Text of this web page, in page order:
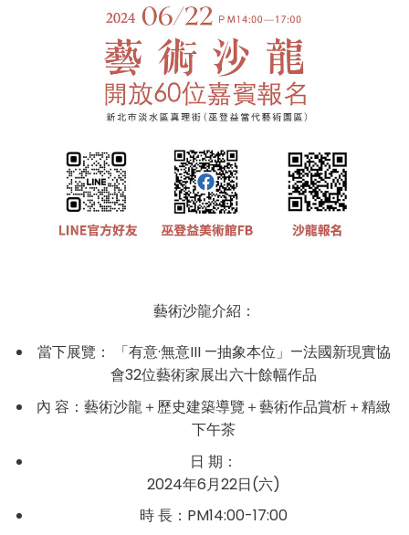
藝術沙龍介紹：
當下展覽： 「有意·無意III —抽象本位」—法國新現實協
會32位藝術家展出六十餘幅作品
內 容：藝術沙龍＋歷史建築導覽＋藝術作品賞析＋精緻
下午茶
日 期：
2024年6月22日(六)
時 長：PM14:00-17:00